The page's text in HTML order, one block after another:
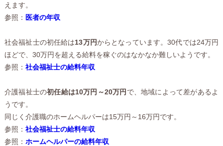
えます。
参照： 医者の年収
社会福祉士の初任給は13万円からとなっています。30代では24万円
ほどで、30万円を超える給料を稼ぐのはなかなか難しいようです。
参照： 社会福祉士の給料年収
介護福祉士の初任給は10万円～20万円 で、地域によって差があるよ
うです。
同じく介護職のホームヘルパーは15万円～16万円です。
参照： 社会福祉士の給料年収
参照： ホームヘルパーの給料年収